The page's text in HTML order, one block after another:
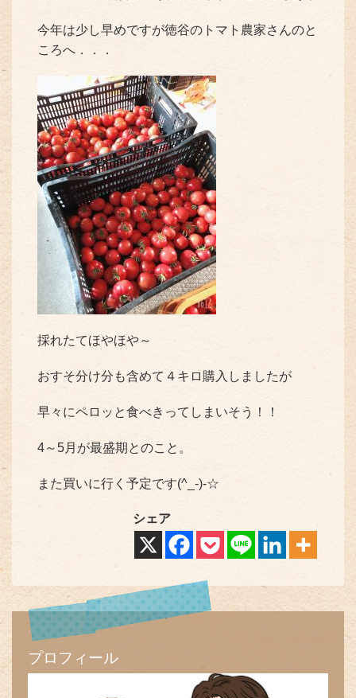
今年は少し早めですが徳谷のトマト農家さんのと
ころへ．．．
採れたてほやほや～
おすそ分け分も含めて４キロ購入しましたが
早々にペロッと食べきってしまいそう！！
4～5月が最盛期とのこと。
また買いに行く予定です(^_-)-☆
シェア
プロフィール